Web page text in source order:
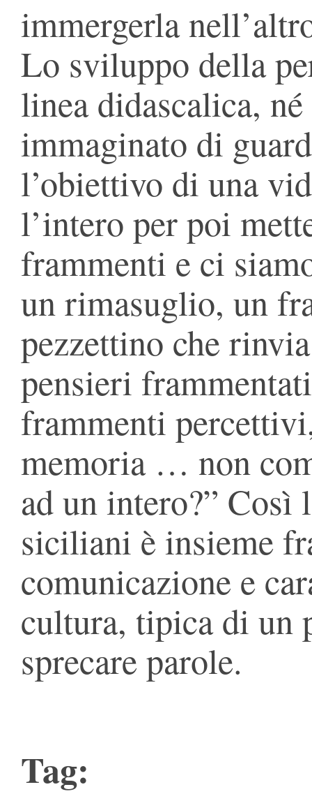
immergerla
Lo sviluppo della
linea didascalica,
immaginato di
l’obiettivo di una
l’intero per poi
frammenti e ci
un rimasuglio, un
pezzettino che
pensieri
frammenti
memoria … non
ad un intero?” Così
siciliani è insieme
comunicazione e
cultura, tipica di un
sprecare parole.
Tag: